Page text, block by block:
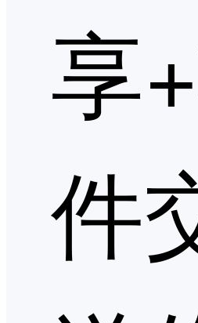
享
件